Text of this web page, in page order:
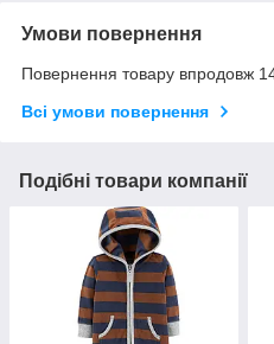
Умови повернення
Повернення товару впродовж
Всі умови повернення
Подібні товари компанії